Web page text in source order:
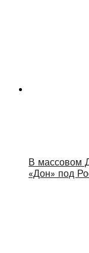
В массовом
«Дон» под